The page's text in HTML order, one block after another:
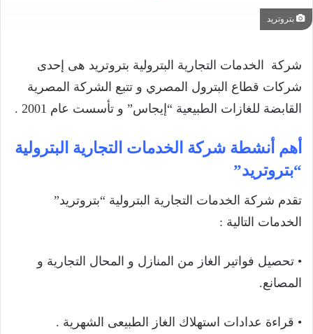
بتروتريد
شركة الخدمات التجارية البترولية بتروتريد هى إحدى
شركات قطاع البترول المصري و تتبع الشركة المصرية
القابضة للغازات الطبيعية “إيجاس” و تأسست عام 2001 .
أهم أنشطة شركة الخدمات التجارية البترولية
“بتروتريد”
تقدم شركة الخدمات التجارية البترولية “بتروتريد”
الخدمات التالية :
• تحصيل فواتير الغاز من المنازل و المحال التجارية و
المصانع.
• قراءة عدادات استهلاك الغاز الطبيعى الشهرية .